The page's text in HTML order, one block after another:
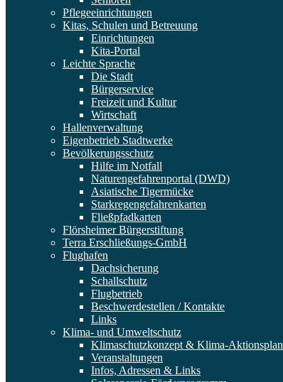
Pflegeeinrichtungen
Kitas, Schulen und Betreuung
Einrichtungen
Kita-Portal
Leichte Sprache
Die Stadt
Bürgerservice
Freizeit und Kultur
Wirtschaft
Hallenverwaltung
Eigenbetrieb Stadtwerke
Bevölkerungsschutz
Hilfe im Notfall
Naturengefahrenportal (DWD)
Asiatische Tigermücke
Starkregengefahrenkarten
Fließpfadkarten
Flörsheimer Bürgerstiftung
Terra Erschließungs-GmbH
Flughafen
Dachsicherung
Schallschutz
Flugbetrieb
Beschwerdestellen / Kontakte
Links
Klima- und Umweltschutz
Klimaschutzkonzept & Klima-Aktionsplan
Veranstaltungen
Infos, Adressen & Links